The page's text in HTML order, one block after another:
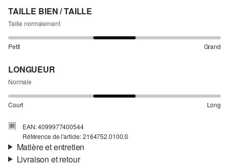
TAILLE BIEN / TAILLE
Taille normalement
Petit Grand
LONGUEUR
Normale
Court Long
EAN: 4099977400544
Référence de l'article: 2164752.0100.S
Matière et entretien
Livraison et retour